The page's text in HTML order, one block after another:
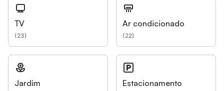
TV
(23)
Ar condicionado
(22)
Jardim Estacionamento